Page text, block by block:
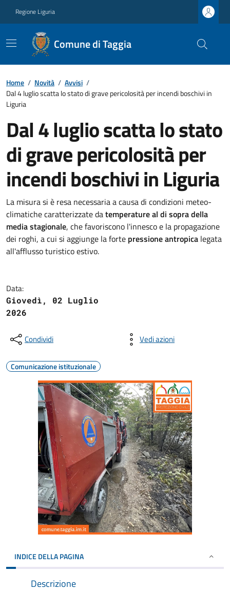
Regione Liguria
Comune di Taggia
Home / Novità / Avvisi /
Dal 4 luglio scatta lo stato di grave pericolosità per incendi boschivi in
Liguria
Dal 4 luglio scatta lo stato
di grave pericolosità per
incendi boschivi in Liguria
La misura si è resa necessaria a causa di condizioni meteo-
climatiche caratterizzate datemperature al di sopra della
media stagionale, che favoriscono l'innesco e la propagazione
dei roghi, a cui si aggiunge la forte pressione antropica legata
all'afflusso turistico estivo.
Data:
Giovedì, 02 Luglio
2026
Condividi Vedi azioni
Comunicazione istituzionale
INDICE DELLA PAGINA
Descrizione